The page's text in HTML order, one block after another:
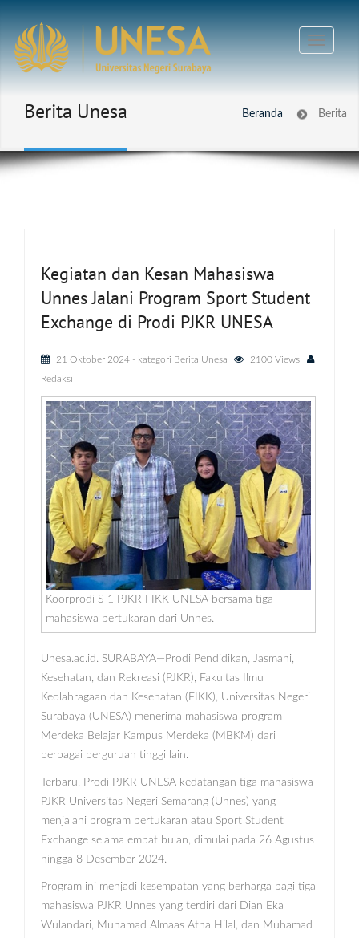
Berita Unesa Beranda Berita
Kegiatan dan Kesan Mahasiswa
Unnes Jalani Program Sport Student
Exchange di Prodi PJKR UNESA
21 Oktober 2024 - kategori Berita Unesa
2100 Views
Redaksi
Koorprodi S-1 PJKR FIKK UNESA bersama tiga
mahasiswa pertukaran dari Unnes.
Unesa.ac.id. SURABAYA—Prodi Pendidikan, Jasmani,
Kesehatan, dan Rekreasi (PJKR), Fakultas Ilmu
Keolahragaan dan Kesehatan (FIKK), Universitas Negeri
Surabaya (UNESA) menerima mahasiswa program
Merdeka Belajar Kampus Merdeka (MBKM) dari
berbagai perguruan tinggi lain.
Terbaru, Prodi PJKR UNESA kedatangan tiga mahasiswa
PJKR Universitas Negeri Semarang (Unnes) yang
menjalani program pertukaran atau Sport Student
Exchange selama empat bulan, dimulai pada 26 Agustus
hingga 8 Desember 2024.
Program ini menjadi kesempatan yang berharga bagi tiga
mahasiswa PJKR Unnes yang terdiri dari Dian Eka
Wulandari, Muhamad Almaas Atha Hilal, dan Muhamad